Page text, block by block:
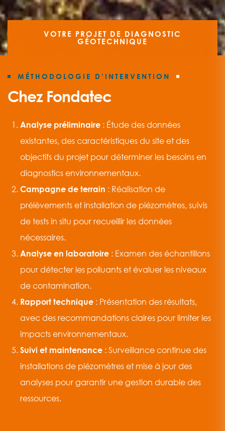
VOTRE PROJET DE DIAGNOSTIC
GÉOTECHNIQUE
MÉTHODOLOGIE D’INTERVENTION
Chez Fondatec
Analyse préliminaire : Étude des données
existantes, des caractéristiques du site et des
objectifs du projet pour déterminer les besoins en
diagnostics environnementaux.
Campagne de terrain : Réalisation de
prélèvements et installation de piézomètres, suivis
de tests in situ pour recueillir les données
nécessaires.
Analyse en laboratoire : Examen des échantillons
pour détecter les polluants et évaluer les niveaux
de contamination.
Rapport technique : Présentation des résultats,
avec des recommandations claires pour limiter les
impacts environnementaux.
Suivi et maintenance : Surveillance continue des
installations de piézomètres et mise à jour des
analyses pour garantir une gestion durable des
ressources.